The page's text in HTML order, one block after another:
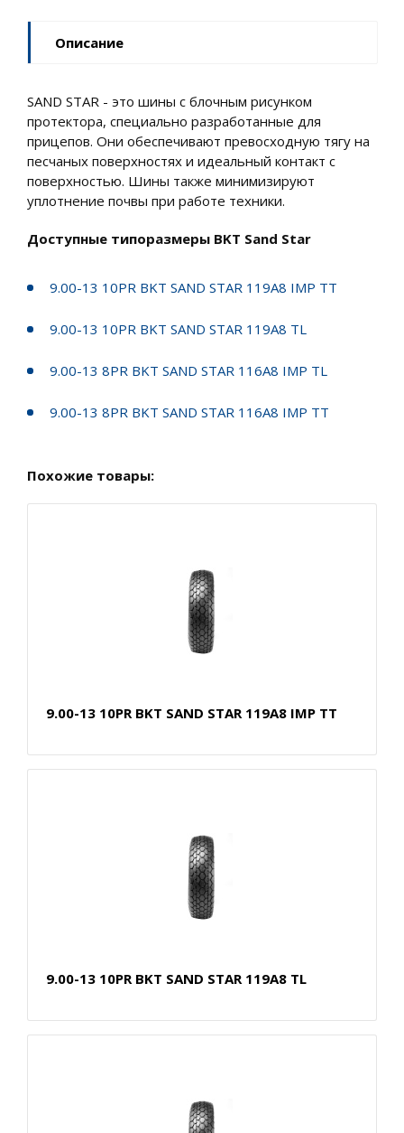
Описание
SAND STAR - это шины с блочным рисунком
протектора, специально разработанные для
прицепов. Они обеспечивают превосходную тягу на
песчаных поверхностях и идеальный контакт с
поверхностью. Шины также минимизируют
уплотнение почвы при работе техники.
Доступные типоразмеры BKT Sand Star
9.00-13 10PR BKT SAND STAR 119A8 IMP TT
9.00-13 10PR BKT SAND STAR 119A8 TL
9.00-13 8PR BKT SAND STAR 116A8 IMP TL
9.00-13 8PR BKT SAND STAR 116A8 IMP TT
Похожие товары:
9.00-13 10PR BKT SAND STAR 119A8 IMP TT
9.00-13 10PR BKT SAND STAR 119A8 TL